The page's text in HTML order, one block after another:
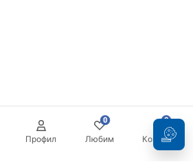
Профил
0
Любим
0
Кошница